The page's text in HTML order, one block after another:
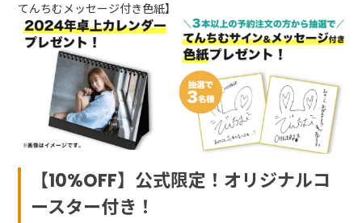
てんちむメッセージ付き色紙】
【10%OFF】公式限定！オリジナルコ
ースター付き！